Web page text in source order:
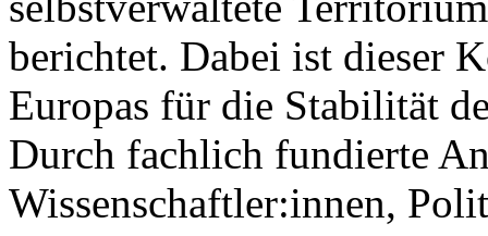
berichtet. Dabei ist dieser
Europas für die Stabilität
Durch fachlich fundierte
Wissenschaftler:innen,